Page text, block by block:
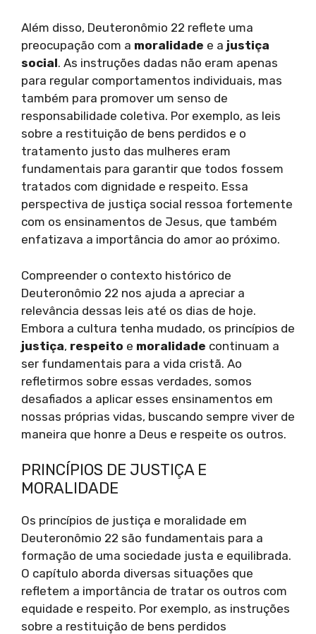
Além disso, Deuteronômio 22 reflete uma
preocupação com a moralidade e a justiça
social. As instruções dadas não eram apenas
para regular comportamentos individuais, mas
também para promover um senso de
responsabilidade coletiva. Por exemplo, as leis
sobre a restituição de bens perdidos e o
tratamento justo das mulheres eram
fundamentais para garantir que todos fossem
tratados com dignidade e respeito. Essa
perspectiva de justiça social ressoa fortemente
com os ensinamentos de Jesus, que também
enfatizava a importância do amor ao próximo.
Compreender o contexto histórico de
Deuteronômio 22 nos ajuda a apreciar a
relevância dessas leis até os dias de hoje.
Embora a cultura tenha mudado, os princípios de
justiça, respeito e moralidade continuam a
ser fundamentais para a vida cristã. Ao
refletirmos sobre essas verdades, somos
desafiados a aplicar esses ensinamentos em
nossas próprias vidas, buscando sempre viver de
maneira que honre a Deus e respeite os outros.
PRINCÍPIOS DE JUSTIÇA E
MORALIDADE
Os princípios de justiça e moralidade em
Deuteronômio 22 são fundamentais para a
formação de uma sociedade justa e equilibrada.
O capítulo aborda diversas situações que
refletem a importância de tratar os outros com
equidade e respeito. Por exemplo, as instruções
sobre a restituição de bens perdidos